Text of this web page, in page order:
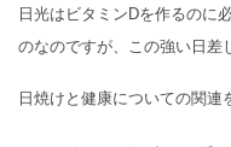
日光はビタミンDを作るのに
のなのですが、この強い日差
日焼けと健康についての関連